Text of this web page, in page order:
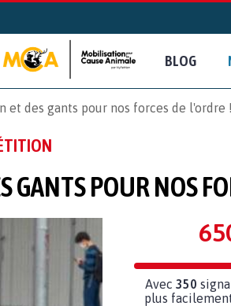
BLOG
et des gants pour nos forces de l'ordre !
GANTS POUR NOS
Avec 350
plus